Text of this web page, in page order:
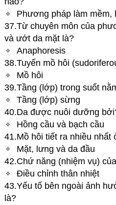
Phương pháp làm mềm,
37.Từ chuyên môn của
và ướt da mặt là?
Anaphoresis
38.Tuyến mồ hôi
Mồ hôi
39.Tầng (lớp) trong suốt
Tầng (lớp) sừng
40.Da được nuôi dưỡng
Hồng cầu và bạch cầu
41.Mồ hôi tiết ra nhiều nhất
Mặt, lưng và da đầu
42.Chứ năng (nhiệm vụ)
Điều chỉnh thân nhiệt
43.Yếu tố bên ngoài ảnh
là?